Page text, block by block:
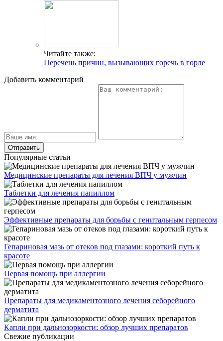
Читайте также:
Перечень причин, вызывающих горечь в горле
Добавить комментарий
Популярные статьи
Медицинские препараты для лечения ВПЧ у мужчин
Таблетки для лечения папиллом
Эффективные препараты для борьбы с генитальным герпесом
Гепариновая мазь от отеков под глазами: короткий путь к
красоте
Первая помощь при аллергии
Препараты для медикаментозного лечения себорейного
дерматита
Капли при дальнозоркости: обзор лучших препаратов
Свежие публикации